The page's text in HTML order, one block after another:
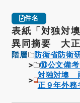
件名
表紙「対独対
異同摘要 大
階層 防衛省防衛
⑩公文備
対独対墺
正９年外務